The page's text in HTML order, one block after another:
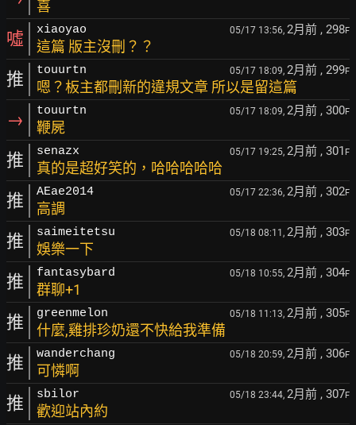
喜
噓 xiaoyao 05/17 13:56, 2月前 , 298F
這篇 版主沒刪？？
推 touurtn 05/17 18:09, 2月前 , 299F
嗯？板主都刪新的違規文章 所以是留這篇
→ touurtn 05/17 18:09, 2月前 , 300F
鞭屍
推 senazx 05/17 19:25, 2月前 , 301 F
真的是超好笑的，哈哈哈哈哈
推 AEae2014 05/17 22:36, 2月前 , 302F
高調
推 saimeitetsu 05/18 08:11, 2月前 , 303F
娛樂一下
推 fantasybard 05/18 10:55, 2月前 , 304F
群聊+1
推 greenmelon 05/18 11:13, 2月前 , 305F
什麼,雞排珍奶還不快給我準備
推 wanderchang 05/18 20:59, 2月前 , 306F
可憐啊
推 sbilor 05/18 23:44, 2月前 , 307F
歡迎站內約